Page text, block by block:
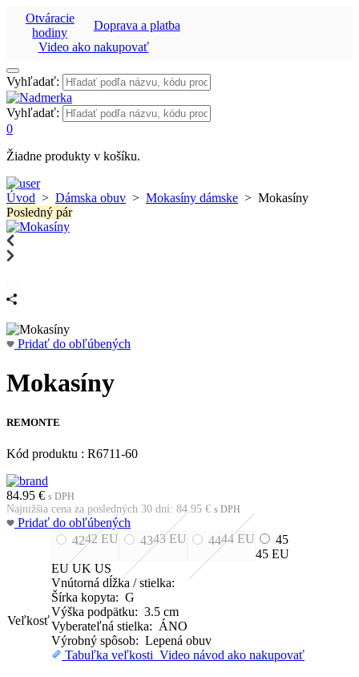
Otváracie
hodiny
Doprava a platba
Video ako nakupovať
Vyhľadať:
Vyhľadať:
0
Žiadne produkty v košíku.
Úvod > Dámska obuv > Mokasíny dámske > Mokasíny
Posledný pár
Pridať do obľúbených
Mokasíny
REMONTE
Kód produktu : R6711-60
84.95 € s DPH
Najnižšia cena za posledných 30 dní: 84.95 € s DPH
Pridať do obľúbených
Veľkosť
4242EU 4343EU 4444EU
45
45 EU
EU UK US
Vnútorná dĺžka / stielka:
Šírka kopyta: G
Výška podpätku: 3.5 cm
Vyberateľná stielka: ÁNO
Výrobný spôsob: Lepená obuv
Tabuľka veľkosti Video návod ako nakupovať